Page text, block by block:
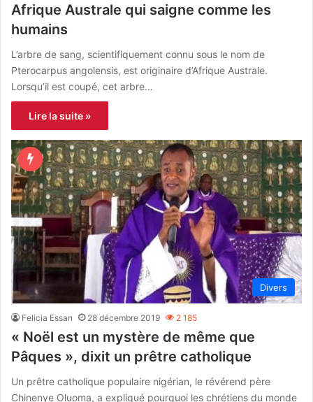
Afrique Australe qui saigne comme les
humains
L’arbre de sang, scientifiquement connu sous le nom de
Pterocarpus angolensis, est originaire d’Afrique Australe.
Lorsqu’il est coupé, cet arbre…
Lire la suite »
Divers
Felicia Essan 28 décembre 2019 2 185
« Noël est un mystère de même que
Pâques », dixit un prêtre catholique
Un prêtre catholique populaire nigérian, le révérend père
Chinenye Oluoma, a expliqué pourquoi les chrétiens du monde